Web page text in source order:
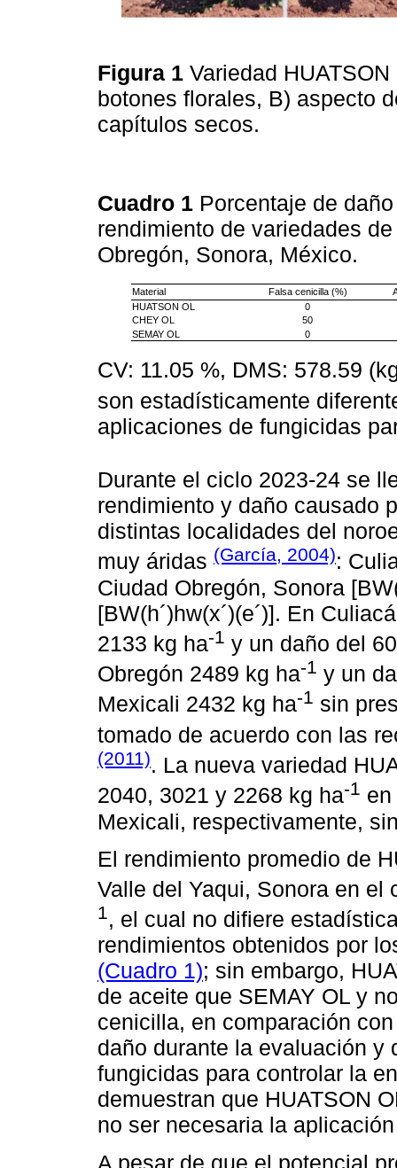
Figura 1 Variedad
botones florales, B) aspecto
capítulos secos.
Cuadro 1 Porcentaje de
rendimiento de variedades
Obregón, Sonora, México.
Material Falsa cenicilla (%)
HUATSON OL
0
CHEY OL
50
SEMAY OL
0
CV: 11.05 %, DMS: 578.59
son estadísticamente
aplicaciones de fungicidas
Durante el ciclo 2023-24 se
rendimiento y daño causado
distintas localidades del
muy áridas (García, 2004):
Ciudad Obregón, Sonora
[BW(h´)hw(x´)(e´)]. En
2133 kg ha-1 y un daño del
Obregón 2489 kg ha-1 y un
Mexicali 2432 kg ha-1 sin
tomado de acuerdo con las
(2011). La nueva variedad
2040, 3021 y 2268 kg ha-1
Mexicali, respectivamente,
El rendimiento promedio de
Valle del Yaqui, Sonora en el
1, el cual no difiere
rendimientos obtenidos por
(Cuadro 1); sin embargo,
de aceite que SEMAY OL y
cenicilla, en comparación
daño durante la evaluación y
fungicidas para controlar la
demuestran que HUATSON
no ser necesaria la
A pesar de que el potencial